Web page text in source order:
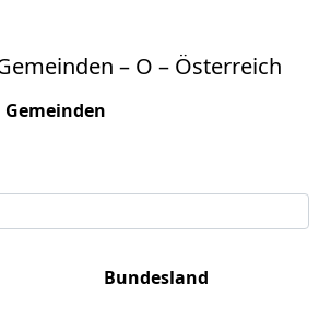
– O – Österreich
Gemeinden
Bundesland